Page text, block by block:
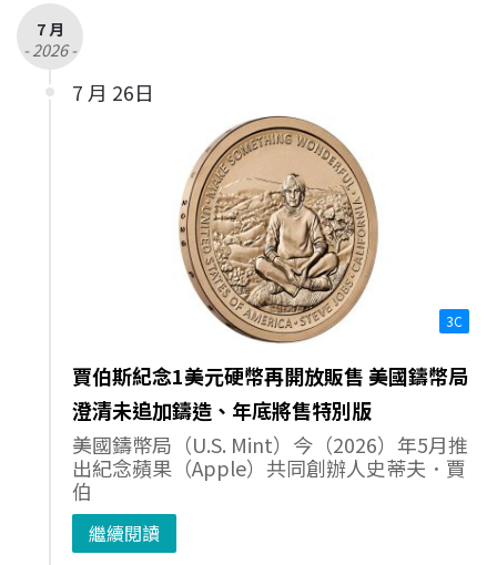
7 月
- 2026 -
7 月 26日
3C
賈伯斯紀念1美元硬幣再開放販售 美國鑄幣局
澄清未追加鑄造、年底將售特別版
美國鑄幣局（U.S. Mint）今（2026）年5月推
出紀念蘋果（Apple）共同創辦人史蒂夫．賈
伯
繼續閱讀